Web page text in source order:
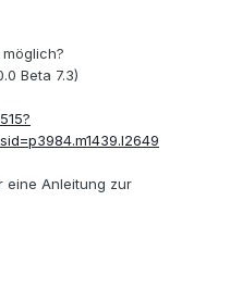
Beta 7.3)
eine Anleitung zur